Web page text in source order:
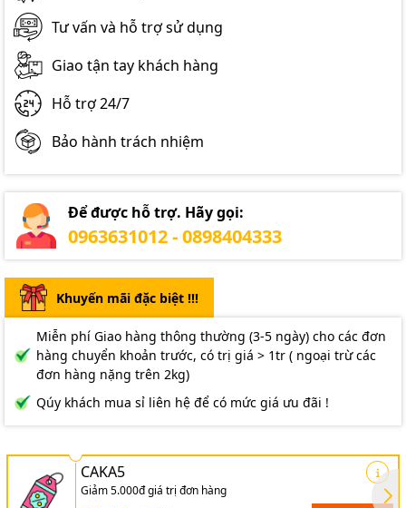
Tư vấn và hỗ trợ sử dụng
Giao tận tay khách hàng
Hỗ trợ 24/7
Bảo hành trách nhiệm
Để được hỗ trợ. Hãy gọi:
0963631012 - 0898404333
Khuyến mãi đặc biệt !!!
Miễn phí Giao hàng thông thường (3-5 ngày) cho các đơn
hàng chuyển khoản trước, có trị giá > 1tr ( ngoại trừ các
đơn hàng nặng trên 2kg)
Qúy khách mua sỉ liên hệ để có mức giá ưu đãi !
CAKA5
Giảm 5.000đ giá trị đơn hàng